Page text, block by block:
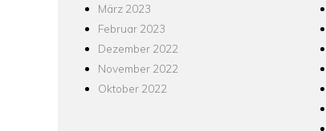
März 2023
Februar 2023
Dezember 2022
November 2022
Oktober 2022